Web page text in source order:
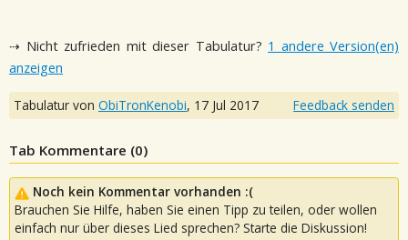
⇢ Nicht zufrieden mit dieser Tabulatur? 1 andere Version(en)
anzeigen
Tabulatur von ObiTronKenobi, 17 Jul 2017 Feedback senden
Tab Kommentare (0)
Noch kein Kommentar vorhanden :(
Brauchen Sie Hilfe, haben Sie einen Tipp zu teilen, oder wollen
einfach nur über dieses Lied sprechen? Starte die Diskussion!